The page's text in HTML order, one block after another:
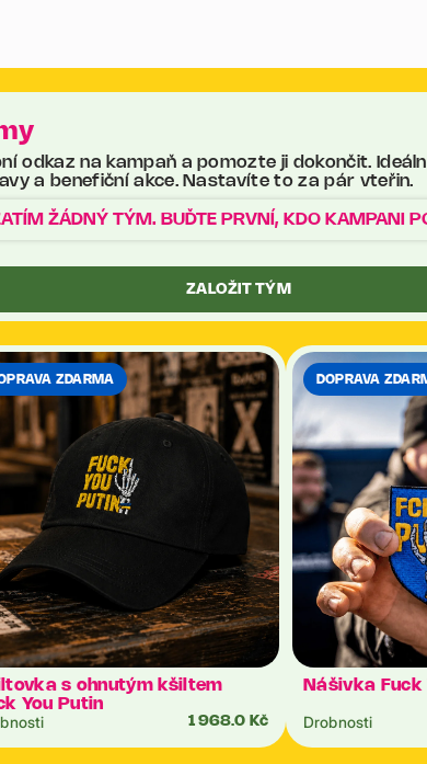
odkaz na kampaň a pomozte ji dokončit.
a benefiční akce. Nastavíte to za pár vteřin.
ŽÁDNÝ TÝM. BUĎTE PRVNÍ, KDO KAMPANI
ZALOŽIT TÝM
ZDARMA
s ohnutým kšiltem
You Putin
1 968.0 Kč
DOPRAVA
Nášivka Fuck
Drobnosti